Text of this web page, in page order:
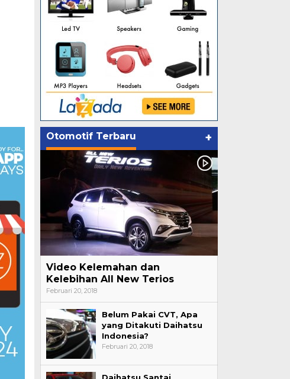
Otomotif Terbaru +
Video Kelemahan dan
Kelebihan All New Terios
Februari 20, 2018
Belum Pakai CVT, Apa
yang Ditakuti Daihatsu
Indonesia?
Februari 20, 2018